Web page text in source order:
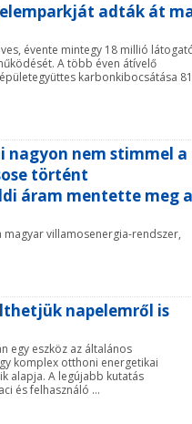
adták át
évente mintegy 18 millió
A több éven átívelő
karbonkibocsátása 81
nagyon nem stimmel a
történt
áram mentette meg a
villamosenergia-rendszer,
napelemről is
egy eszköz az általános
komplex otthoni energetikai
alapja. A legújabb kutatás
és felhasználó ...